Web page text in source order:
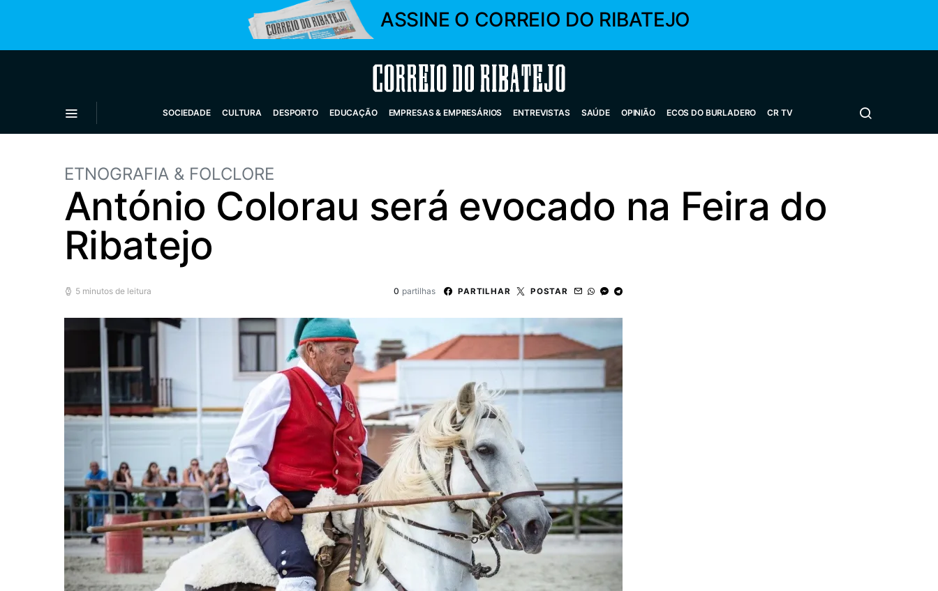
ASSINE O CORREIO DO RIBATEJO
Correio do Ribatejo
SOCIEDADE CULTURA DESPORTO EDUCAÇÃO EMPRESAS & EMPRESÁRIOS ENTREVISTAS SAÚDE OPINIÃO ECOS DO BURLADERO CR TV
ETNOGRAFIA & FOLCLORE
António Colorau será evocado na Feira do
Ribatejo
5 minutos de leitura 0 partilhas PARTILHAR POSTAR